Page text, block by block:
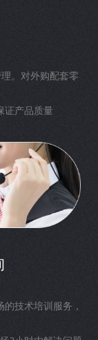
。对外购配套零
证产品质量
技术培训服务，